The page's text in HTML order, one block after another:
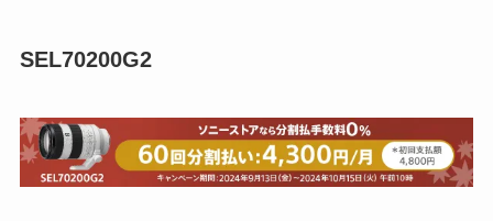
SEL70200G2